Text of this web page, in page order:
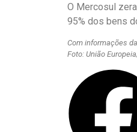
O Mercosul
95% dos bens
Com informações
Foto: União